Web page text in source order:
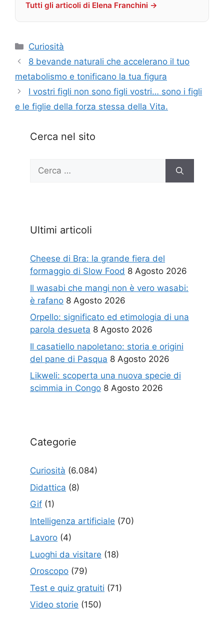
Tutti gli articoli di Elena Franchini →
Categorie
Curiosità
8 bevande naturali che accelerano il tuo
metabolismo e tonificano la tua figura
I vostri figli non sono figli vostri… sono i figli
e le figlie della forza stessa della Vita.
Cerca nel sito
Ricerca
Ultimi articoli
Cheese di Bra: la grande fiera del
formaggio di Slow Food 8 Agosto 2026
Il wasabi che mangi non è vero wasabi:
è rafano 8 Agosto 2026
Orpello: significato ed etimologia di una
parola desueta 8 Agosto 2026
Il casatiello napoletano: storia e origini
del pane di Pasqua 8 Agosto 2026
Likweli: scoperta una nuova specie di
scimmia in Congo 8 Agosto 2026
Categorie
Curiosità (6.084)
Didattica (8)
Gif (1)
Intelligenza artificiale (70)
Lavoro (4)
Luoghi da visitare (18)
Oroscopo (79)
Test e quiz gratuiti (71)
Video storie (150)